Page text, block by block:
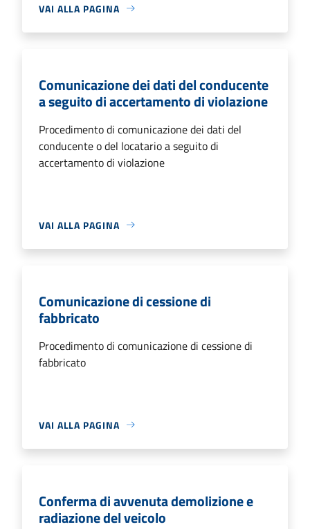
VAI ALLA PAGINA
Comunicazione dei dati del conducente
a seguito di accertamento di violazione
Procedimento di comunicazione dei dati del
conducente o del locatario a seguito di
accertamento di violazione
VAI ALLA PAGINA
Comunicazione di cessione di
fabbricato
Procedimento di comunicazione di cessione di
fabbricato
VAI ALLA PAGINA
Conferma di avvenuta demolizione e
radiazione del veicolo